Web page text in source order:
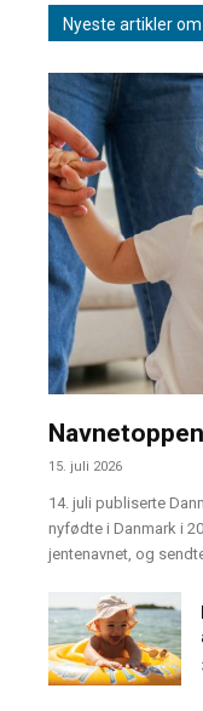
Nyeste artikler
15. juli 2026
14. juli publiserte
nyfødte i Danmark i
jentenavnet, og